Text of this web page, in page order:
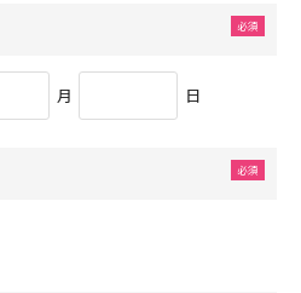
月 日